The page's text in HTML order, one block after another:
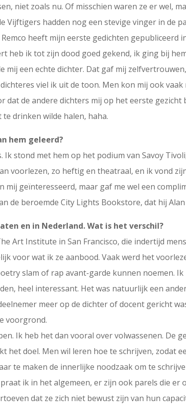
niet zoals nu. Of misschien waren ze er wel,
Vijftigers hadden nog een stevige vinger in de
heeft mijn eerste gedichten gepubliceerd
heb ik tot zijn dood goed gekend, ik ging bij
mij een echte dichter. Dat gaf mij
viel ik uit de toon. Men kon mij ook
dat de andere dichters mij op het eerste
drinken wilde halen, haha.
hem geleerd?
Ik stond met hem op het podium van Savoy
voorlezen, zo heftig en theatraal, en ik vond
geïnteresseerd, maar gaf me wel een
de beroemde City Lights Bookstore, dat hij
en in Nederland. Wat is het verschil?
Art Institute in San Francisco, die indertijd
voor wat ik ze aanbood. Vaak werd het
slam of rap avant-garde kunnen noemen.
heel interessant. Het was natuurlijk een
meer op de dichter of docent gericht
voorgrond.
Ik heb het dan vooral over volwassenen. De
het doel. Men wil leren hoe te schrijven, zodat
te maken de innerlijke noodzaak om te
ik in het algemeen, er zijn ook parels die
dat ze zich niet bewust zijn van hun